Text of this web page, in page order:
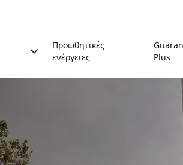
Προωθητικές
ενέργειες
Plus